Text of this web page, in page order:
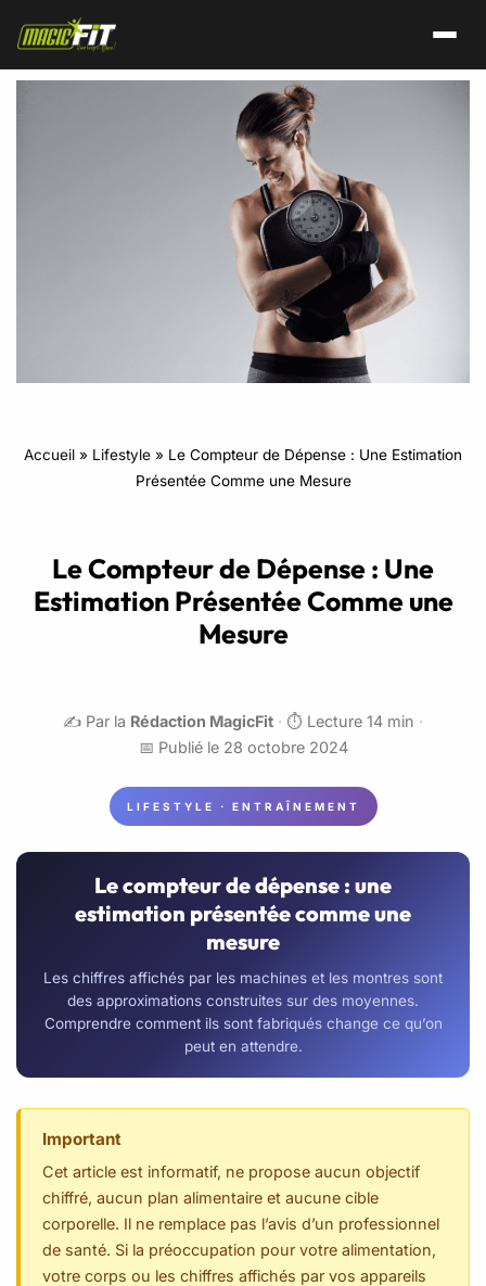
Accueil » Lifestyle » Le Compteur de Dépense : Une Estimation
Présentée Comme une Mesure
Le Compteur de Dépense : Une
Estimation Présentée Comme une
Mesure
✍️ Par la Rédaction MagicFit · ⏱️ Lecture 14 min ·
📅 Publié le 28 octobre 2024
LIFESTYLE · ENTRAÎNEMENT
Le compteur de dépense : une
estimation présentée comme une
mesure
Les chiffres affichés par les machines et les montres sont
des approximations construites sur des moyennes.
Comprendre comment ils sont fabriqués change ce qu’on
peut en attendre.
Important
Cet article est informatif, ne propose aucun objectif
chiffré, aucun plan alimentaire et aucune cible
corporelle. Il ne remplace pas l’avis d’un professionnel
de santé. Si la préoccupation pour votre alimentation,
votre corps ou les chiffres affichés par vos appareils